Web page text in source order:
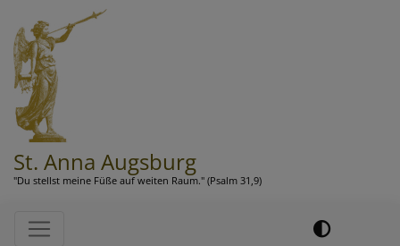
zum
Inhalt
St. Anna Augsburg
"Du stellst meine Füße auf weiten Raum." (Psalm 31,9)
Hauptnavigation